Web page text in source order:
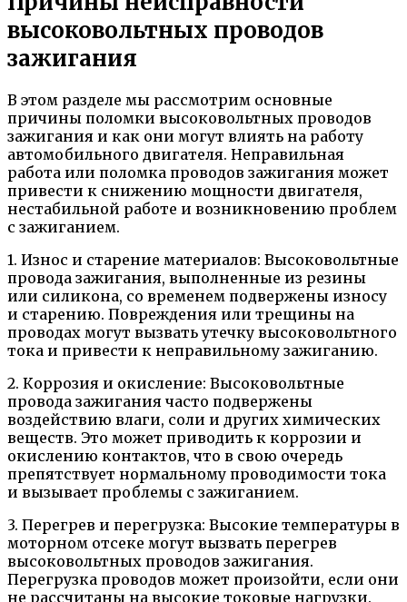
высоковольтных проводов
зажигания
В этом разделе мы рассмотрим основные
причины поломки высоковольтных проводов
зажигания и как они могут влиять на работу
автомобильного двигателя. Неправильная
работа или поломка проводов зажигания может
привести к снижению мощности двигателя,
нестабильной работе и возникновению проблем
с зажиганием.
1. Износ и старение материалов: Высоковольтные
провода зажигания, выполненные из резины
или силикона, со временем подвержены износу
и старению. Повреждения или трещины на
проводах могут вызвать утечку высоковольтного
тока и привести к неправильному зажиганию.
2. Коррозия и окисление: Высоковольтные
провода зажигания часто подвержены
воздействию влаги, соли и других химических
веществ. Это может приводить к коррозии и
окислению контактов, что в свою очередь
препятствует нормальному проводимости тока
и вызывает проблемы с зажиганием.
3. Перегрев и перегрузка: Высокие температуры в
моторном отсеке могут вызвать перегрев
высоковольтных проводов зажигания.
Перегрузка проводов может произойти, если они
не рассчитаны на высокие токовые нагрузки.